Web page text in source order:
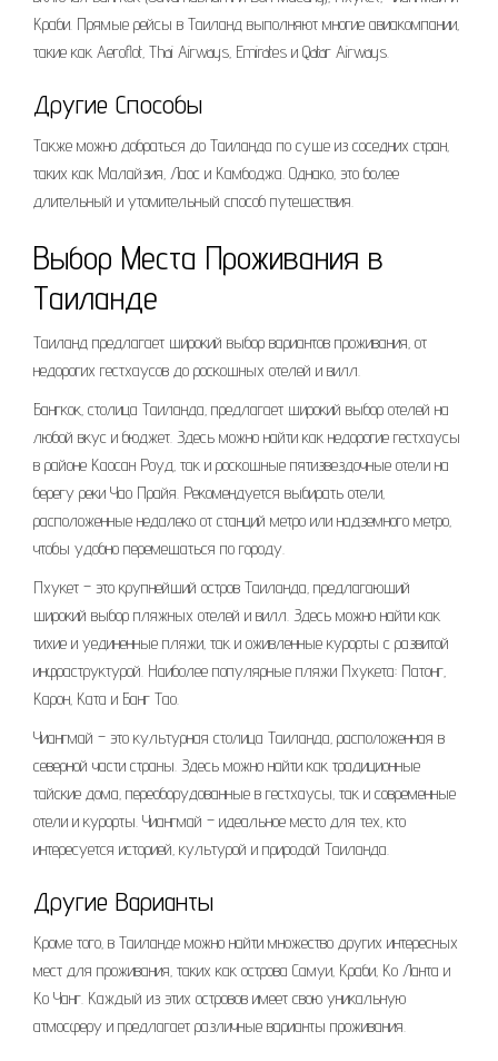
Краби. Прямые рейсы в Таиланд выполняют многие авиакомпании‚
такие как Aeroflot‚ Thai Airways‚ Emirates и Qatar Airways.
Другие Способы
Также можно добраться до Таиланда по суше из соседних стран‚
таких как Малайзия‚ Лаос и Камбоджа. Однако‚ это более
длительный и утомительный способ путешествия.
Выбор Места Проживания в
Таиланде
Таиланд предлагает широкий выбор вариантов проживания‚ от
недорогих гестхаусов до роскошных отелей и вилл.
Бангкок‚ столица Таиланда‚ предлагает широкий выбор отелей на
любой вкус и бюджет. Здесь можно найти как недорогие гестхаусы
в районе Каосан Роуд‚ так и роскошные пятизвездочные отели на
берегу реки Чао Прайя. Рекомендуется выбирать отели‚
расположенные недалеко от станций метро или надземного метро‚
чтобы удобно перемещаться по городу.
Пхукет – это крупнейший остров Таиланда‚ предлагающий
широкий выбор пляжных отелей и вилл. Здесь можно найти как
тихие и уединенные пляжи‚ так и оживленные курорты с развитой
инфраструктурой. Наиболее популярные пляжи Пхукета: Патонг‚
Карон‚ Ката и Банг Тао.
Чиангмай – это культурная столица Таиланда‚ расположенная в
северной части страны. Здесь можно найти как традиционные
тайские дома‚ переоборудованные в гестхаусы‚ так и современные
отели и курорты. Чиангмай – идеальное место для тех‚ кто
интересуется историей‚ культурой и природой Таиланда.
Другие Варианты
Кроме того‚ в Таиланде можно найти множество других интересных
мест для проживания‚ таких как острова Самуи‚ Краби‚ Ко Ланта и
Ко Чанг. Каждый из этих островов имеет свою уникальную
атмосферу и предлагает различные варианты проживания.